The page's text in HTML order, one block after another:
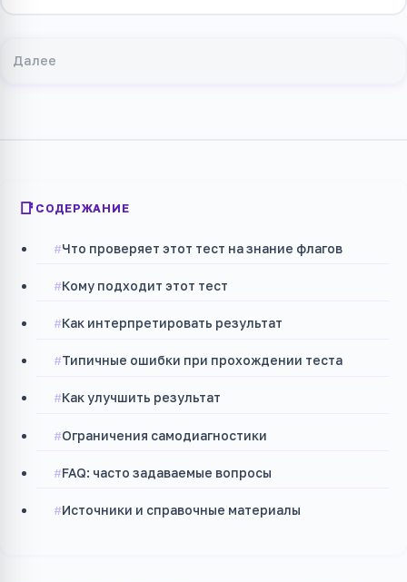
Далее
СОДЕРЖАНИЕ
Что проверяет этот тест на знание флагов
Кому подходит этот тест
Как интерпретировать результат
Типичные ошибки при прохождении теста
Как улучшить результат
Ограничения самодиагностики
FAQ: часто задаваемые вопросы
Источники и справочные материалы